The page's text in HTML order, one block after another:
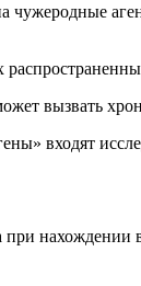
чужеродные
вызвать
входят
при нахождении